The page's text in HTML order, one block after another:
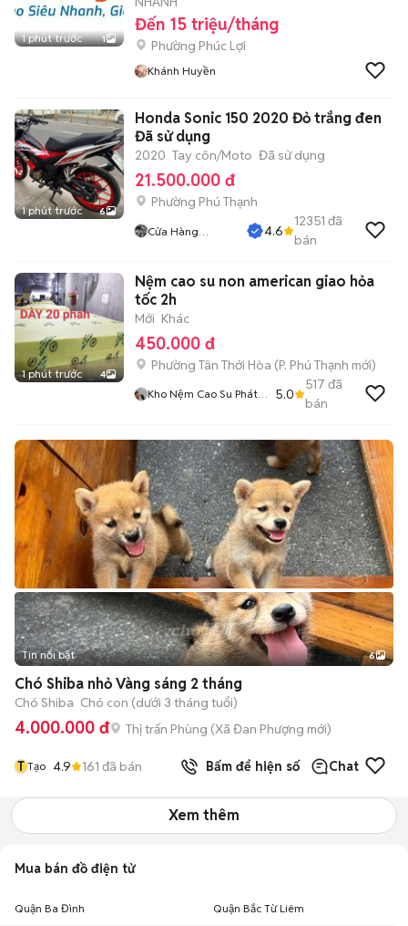
1 phút trước 1
Đến 15 triệu/tháng
Phường Phúc Lợi
Khánh Huyền
1 phút trước 6
Honda Sonic 150 2020 Đỏ trắng đen
Đã sử dụng
2020 Tay côn/Moto Đã sử dụng
21.500.000 đ
Phường Phú Thạnh
Cửa Hàng
4.6
12351 đã
bán
1 phút trước 4
Nệm cao su non american giao hỏa
tốc 2h
Mới Khác
450.000 đ
Phường Tân Thới Hòa (P. Phú Thạnh mới)
Kho Nệm Cao Su Phát
5.0
517 đã
bán
+2
Tin nổi bật 6
Chó Shiba nhỏ Vàng sáng 2 tháng
Chó Shiba Chó con (dưới 3 tháng tuổi)
4.000.000 đ Thị trấn Phùng (Xã Đan Phượng mới)
T Tạo 4.9 161 đã bán Bấm để hiện số Chat
Xem thêm
Mua bán đồ điện tử
Quận Ba Đình Quận Bắc Từ Liêm